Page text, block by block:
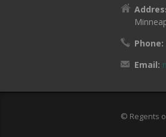
Phone:
Email:
© Regents